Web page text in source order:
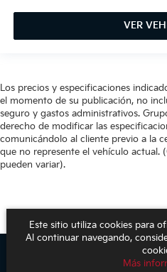
VER
Los precios y especificaciones
el momento de su publicación, no
seguro y gastos administrativos.
derecho de modificar las
comunicándolo al cliente previo a la
que no represente el vehículo actual.
pueden variar).
Este sitio utiliza cookies para
Al continuar navegando,
Más